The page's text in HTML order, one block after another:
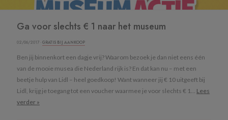
Ga voor slechts € 1 naar het museum
02/06/2017 · GRATIS BIJ AANKOOP
Ben jij binnenkort een dagje vrij? Waarom bezoek je dan niet eens één
van de mooie musea die Nederland rijk is? En dat kan nu – met een
beetje hulp van Lidl – heel goedkoop! Want wanneer jij € 10 uitgeeft bij
Lidl, krijg je toegang tot een voucher waarmee je voor slechts € 1... Lees
verder »